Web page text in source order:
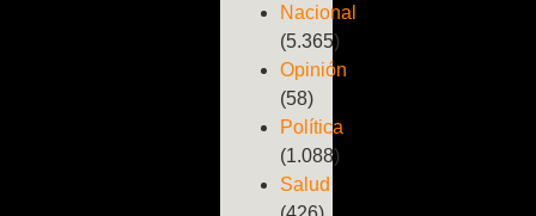
Nacional
(5.365)
Opinión
(58)
Política
(1.088)
Salud